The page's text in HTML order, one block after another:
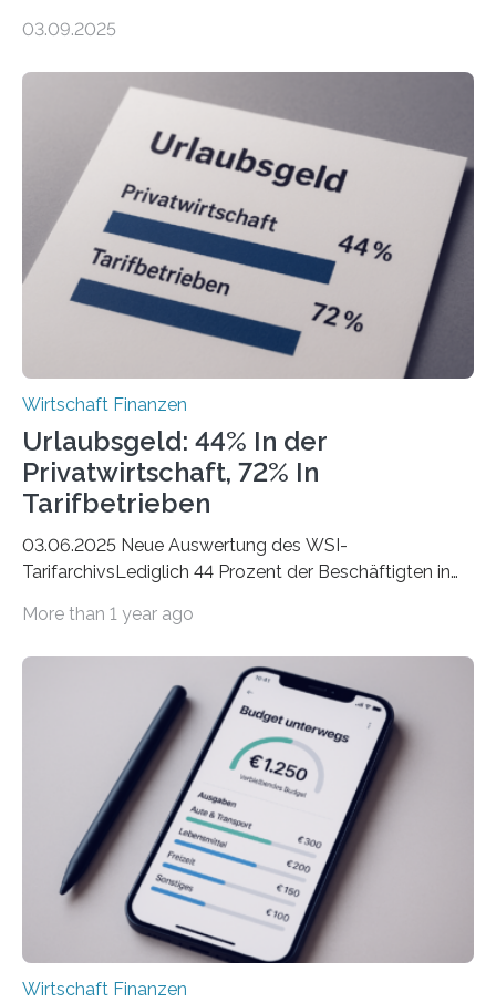
Landkreise mit den meisten Gründungen von
ist demnach Berlin. Betrachtet man nur die Gründungen
der Freiberuflerinnen, so liegt Leipzig an der Spitze. In
Berlin starteten in 2024 die meisten Personen in eine
eigene freiberufliche Existenz, dahinter folgten die
Städte Hamburg, München und Köln. Betrachtet man
hingegen die Existenzgründungsintensität – die Anzahl
der freiberuflichen Gründungen je…
03.09.2025
Wirtschaft Finanzen
Urlaubsgeld: 44% In der
Privatwirtschaft, 72% In
Tarifbetrieben
03.06.2025 Neue Auswertung des WSI-
TarifarchivsLediglich 44 Prozent der Beschäftigten in
tarifgebundenen Betrieben ist der Anteil mit 72 Prozent
Unterkünfte fast überall deutlich teurer geworden. Für
viele Beschäftigte ist deshalb das zumeist im Juni oder
Juli ausgezahlte Urlaubsgeld ein wichtiger Faktor, um
sich den wohlverdienten Jahresurlaub leisten zu
können. Allerdings erhält mit 44 Prozent noch nicht
einmal die Hälfte aller Beschäftigten in der
Privatwirtschaft Urlaubsgeld. Zu diesem…
More than 1 year ago
Wirtschaft Finanzen